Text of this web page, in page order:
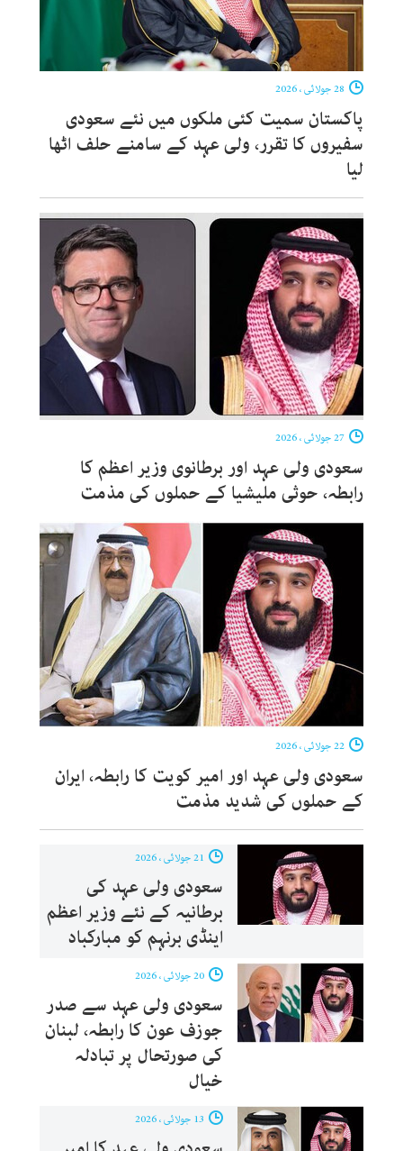
پاکستان سمیت کئی ملکوں میں نئے سعودی
سفیروں کا تقرر، ولی عہد کے سامنے حلف اٹھا
لیا
سعودی ولی عہد اور برطانوی وزیر اعظم کا
رابطہ، حوثی ملیشیا کے حملوں کی مذمت
سعودی ولی عہد اور امیر کویت کا رابطہ، ایران
کے حملوں کی شدید مذمت
سعودی ولی عہد کی
برطانیہ کے نئے وزیر اعظم
اینڈی برنہم کو مبارکباد
سعودی ولی عہد سے صدر
جوزف عون کا رابطہ، لبنان
کی صورتحال پر تبادلہ
خیال